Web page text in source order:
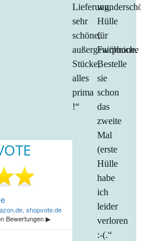
Lieferung,
sehr
schöne,
außergewöhniche
Stücke,
alles
prima
!“
Hülle
für
Fairphone.
Bestelle
sie
schon
das
zweite
Mal
(erste
Hülle
habe
ich
leider
verloren
:-(.“